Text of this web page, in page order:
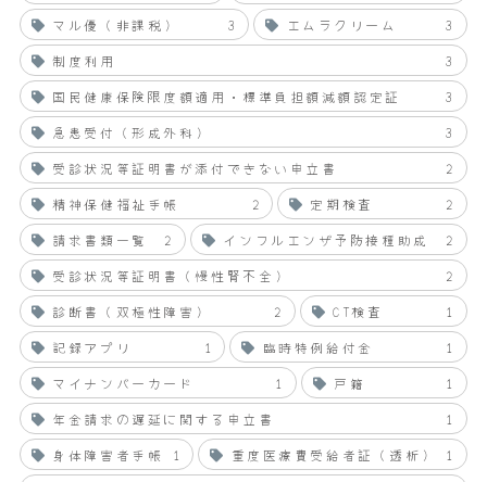
マル優（非課税）
3 エムラクリーム
3
制度利用
3
国民健康保険限度額適用・標準負担額減額認定証
3
急患受付（形成外科）
3
受診状況等証明書が添付できない申立書
2
精神保健福祉手帳
2 定期検査
2
請求書類一覧
2 インフルエンザ予防接種助成
2
受診状況等証明書（慢性腎不全）
2
診断書（双極性障害）
2 CT検査
1
記録アプリ
1 臨時特例給付金
1
マイナンバーカード
1 戸籍
1
年金請求の遅延に関する申立書
1
身体障害者手帳
1 重度医療費受給者証（透析）
1